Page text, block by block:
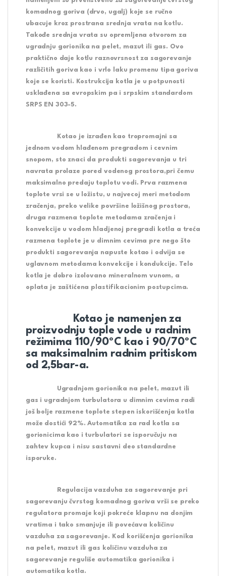
komadnog goriva (drvo, ugalj) koje se ručno
ubacuje kroz prostrana srednja vrata na kotlu.
Takođe srednja vrata su opremljena otvorom za
ugradnju gorionika na pelet, mazut ili gas. Ovo
praktično daje kotlu raznovrsnost za sagorevanje
različitih goriva kao i vrlo laku promenu tipa goriva
koje se koristi. Kostrukcija kotla je u potpunosti
usklađena sa evropskim pa i srpskim standardom
SRPS EN 303-5.
Kotao je izrađen kao tropromajni sa
jednom vodom hlađenom pregradom i cevnim
snopom, sto znaci da produkti sagorevanja u tri
navrata prolaze pored vodenog prostora,pri čemu
maksimalno predaju toplotu vodi. Prva razmena
toplote vrsi se u ložistu, u najvecoj meri metodom
zračenja, preko velike površine ložišnog prostora,
druga razmena toplote metodama zračenja i
konvekcije u vodom hladjenoj pregradi kotla a treća
razmena toplote je u dimnim cevima pre nego što
produkti sagorevanja napuste kotao i odvija se
uglavnom metodama konvekcije i kondukcije. Telo
kotla je dobro izolovano mineralnom vunom, a
oplata je zaštićena plastifikacionim postupcima.
Kotao je namenjen za
proizvodnju tople vode u radnim
režimima 110/90ºC kao i 90/70ºC
sa maksimalnim radnim pritiskom
od 2,5bar-a.
Ugradnjom gorionika na pelet, mazut ili
gas i ugradnjom turbulatora u dimnim cevima radi
još bolje razmene toplote stepen iskorišćenja kotla
može dostići 92%. Automatika za rad kotla sa
gorionicima kao i turbulatori se isporučuju na
zahtev kupca i nisu sastavni deo standardne
isporuke.
Regulacija vazduha za sagorevanje pri
sagorevanju čvrstog komadnog goriva vrši se preko
regulatora promaje koji pokreće klapnu na donjim
vratima i tako smanjuje ili povećava količinu
vazduha za sagorevanje. Kod korišćenja gorionika
na pelet, mazut ili gas količinu vazduha za
sagorevanje reguliše automatika gorionika i
automatika kotla.